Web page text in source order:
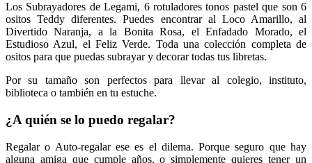
Los Subrayadores de Legami, 6 rotuladores tonos pastel que son 6
ositos Teddy diferentes. Puedes encontrar al Loco Amarillo, al
Divertido Naranja, a la Bonita Rosa, el Enfadado Morado, el
Estudioso Azul, el Feliz Verde. Toda una colección completa de
ositos para que puedas subrayar y decorar todas tus libretas.
Por su tamaño son perfectos para llevar al colegio, instituto,
biblioteca o también en tu estuche.
¿A quién se lo puedo regalar?
Regalar o Auto-regalar ese es el dilema. Porque seguro que hay
alguna amiga que cumple años, o simplemente quieres tener un